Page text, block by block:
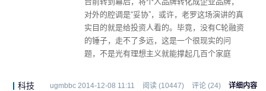
对外的腔调是“妥协”，或许，老罗这场演讲的真
实目的就是给投资人看的。毕竟，没有C轮融资
的锤子，走不了多远，这是一个很现实的问
题，不是光有理想主义就能撑起几百个家庭
科技 ugmbbc 2014-12-08 11:11 阅读 (10447) 评论 (24) 详细内容